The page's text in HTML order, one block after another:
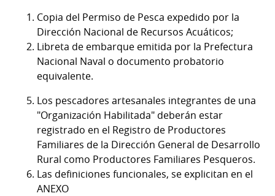
Copia del Permiso de Pesca expedido por la
Dirección Nacional de Recursos Acuáticos;
Libreta de embarque emitida por la Prefectura
Nacional Naval o documento probatorio
equivalente.
Los pescadores artesanales integrantes de una
"Organización Habilitada" deberán estar
registrado en el Registro de Productores
Familiares de la Dirección General de Desarrollo
Rural como Productores Familiares Pesqueros.
Las definiciones funcionales, se explicitan en el
ANEXO